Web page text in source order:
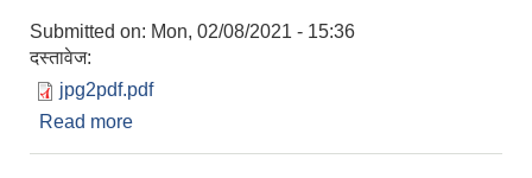
Submitted on: Mon, 02/08/2021 - 15:36
दस्तावेज:
jpg2pdf.pdf
Read more